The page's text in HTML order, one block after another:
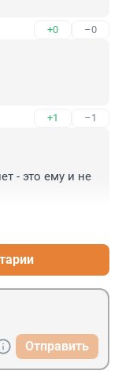
+0 –0
+1 –1
- это ему и не
Отправить